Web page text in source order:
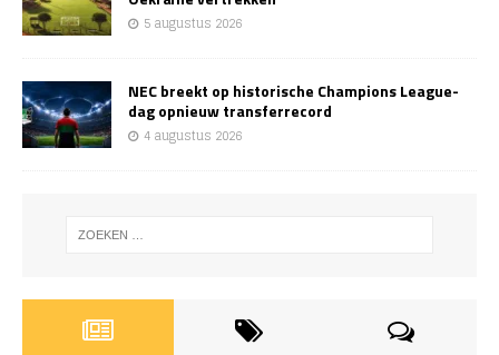
5 augustus 2026
NEC breekt op historische Champions League-
dag opnieuw transferrecord
4 augustus 2026